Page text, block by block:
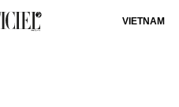
VIETNAM